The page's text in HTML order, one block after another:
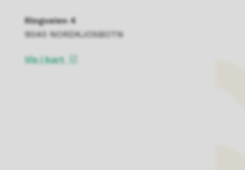
Ringveien 4
9040 NORDKJOSBOTN
Vis i kart